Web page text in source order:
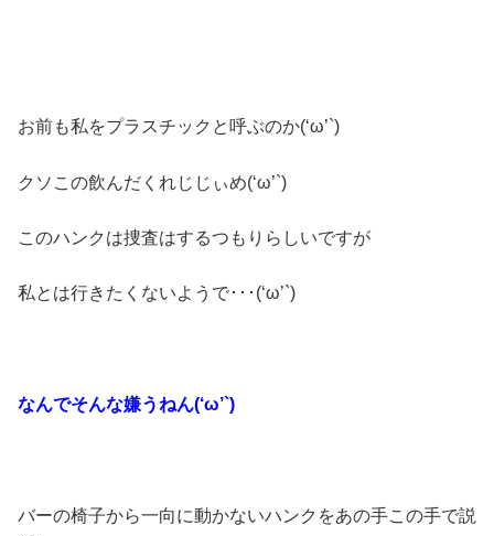
お前も私をプラスチックと呼ぶのか(‘ω’`)
クソこの飲んだくれじじぃめ(‘ω’`)
このハンクは捜査はするつもりらしいですが
私とは行きたくないようで･･･(‘ω’`)
なんでそんな嫌うねん(‘ω’`)
バーの椅子から一向に動かないハンクをあの手この手で説